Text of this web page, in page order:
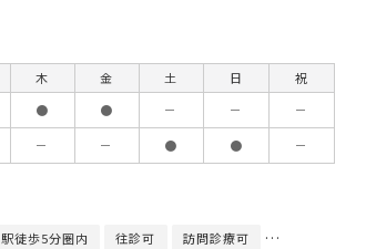
木 金 土 日
祝
● ● － －
－
－ － ● ● －
駅徒歩5分圏内 往診可 訪問診療可 エレベーターあり